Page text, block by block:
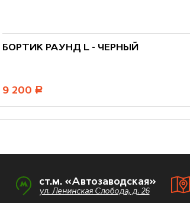
БОРТИК РАУНД L - ЧЕРНЫЙ
9 200 руб.
ст.м. «Автозаводская»
ул. Ленинская Слобода, д. 26